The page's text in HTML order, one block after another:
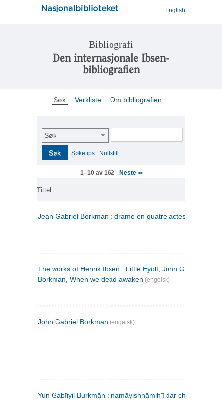
English
Bibliografi
Den internasjonale Ibsen-
bibliografien
Søk Verkliste Om bibliografien
Søk
Søk Søketips Nullstill
1–10 av 162 Neste >>
Tittel
Jean-Gabriel Borkman : drame en quatre actes
The works of Henrik Ibsen : Little Eyolf, John Gabriel
Borkman, When we dead awaken (engelsk)
John Gabriel Borkman (engelsk)
Yun Gabīiyil Burkmān : namāyishnāmihʹī dar chahār pardih